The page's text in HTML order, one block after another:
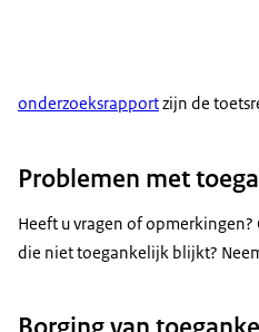
onderzoeksrapportzijn de
Problemen met
Heeft u vragen of
die niet toegankelijk blijkt?